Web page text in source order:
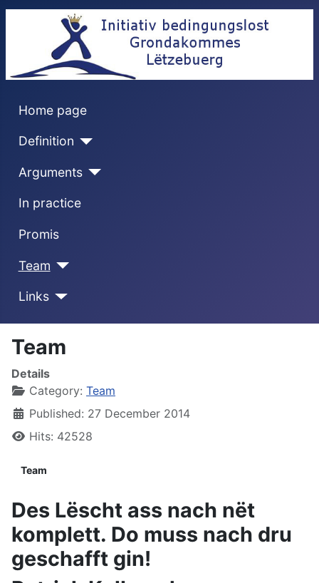
Home page
Definition
Arguments
In practice
Promis
Team
Links
Team
Details
Category: Team
Published: 27 December 2014
Hits: 42528
Team
Des Lëscht ass nach nët
komplett. Do muss nach dru
geschafft gin!